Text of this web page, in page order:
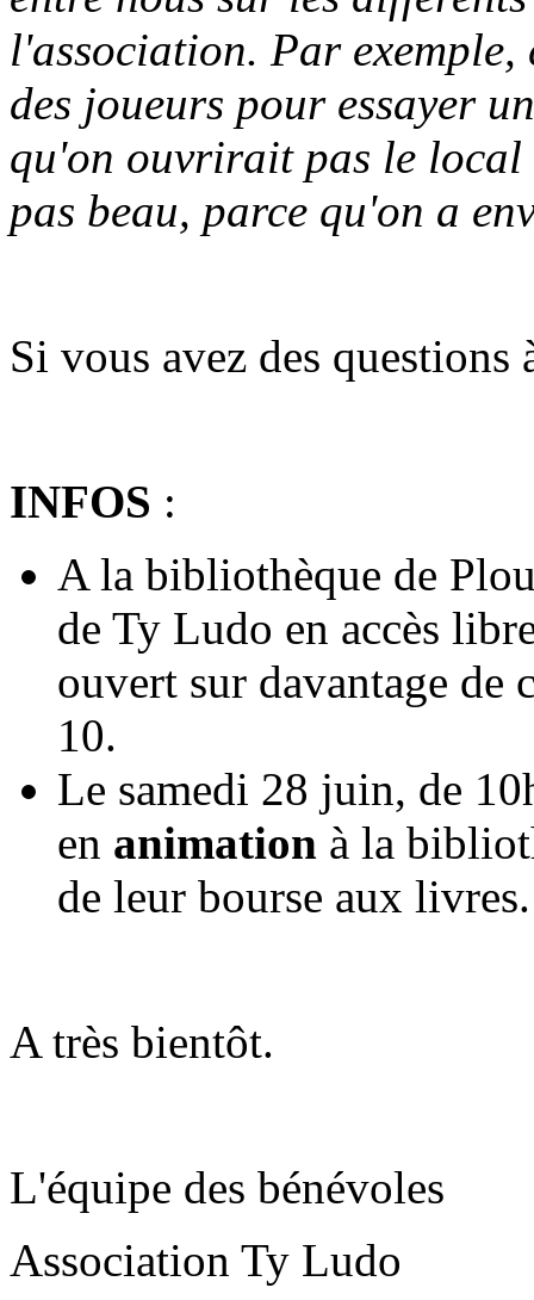
l'association. Par
des joueurs pour essayer
qu'on ouvrirait pas le
pas beau, parce qu'on a
Si vous avez des questions
INFOS :
A la bibliothèque de
de Ty Ludo en accès
ouvert sur davantage de
10.
Le samedi 28 juin, de
en animation à la
de leur bourse aux livres.
A très bientôt.
L'équipe des bénévoles
Association Ty Ludo